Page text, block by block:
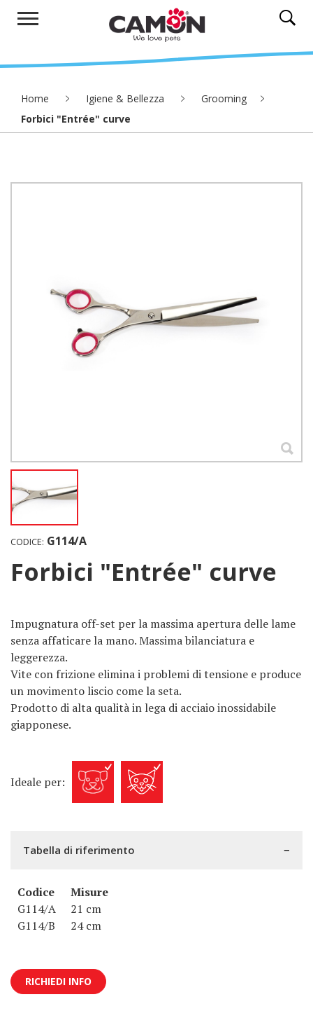
Home Igiene & Bellezza
Grooming
Forbici "Entrée" curve
CODICE: G114/A
Forbici "Entrée" curve
Impugnatura off-set per la massima apertura delle lame
senza affaticare la mano. Massima bilanciatura e
leggerezza.
Vite con frizione elimina i problemi di tensione e produce
un movimento liscio come la seta.
Prodotto di alta qualità in lega di acciaio inossidabile
giapponese.
Ideale per:
Tabella di riferimento
Codice
Misure
G114/A
21 cm
G114/B
24 cm
RICHIEDI INFO